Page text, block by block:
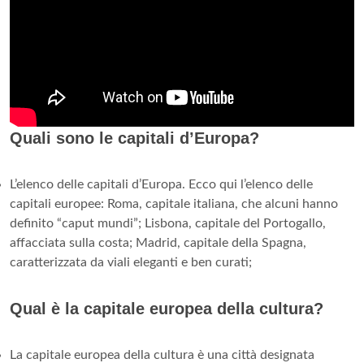
Quali sono le capitali d’Europa?
L’elenco delle capitali d’Europa. Ecco qui l’elenco delle
capitali europee: Roma, capitale italiana, che alcuni hanno
definito “caput mundi”; Lisbona, capitale del Portogallo,
affacciata sulla costa; Madrid, capitale della Spagna,
caratterizzata da viali eleganti e ben curati;
Qual è la capitale europea della cultura?
La capitale europea della cultura è una città designata